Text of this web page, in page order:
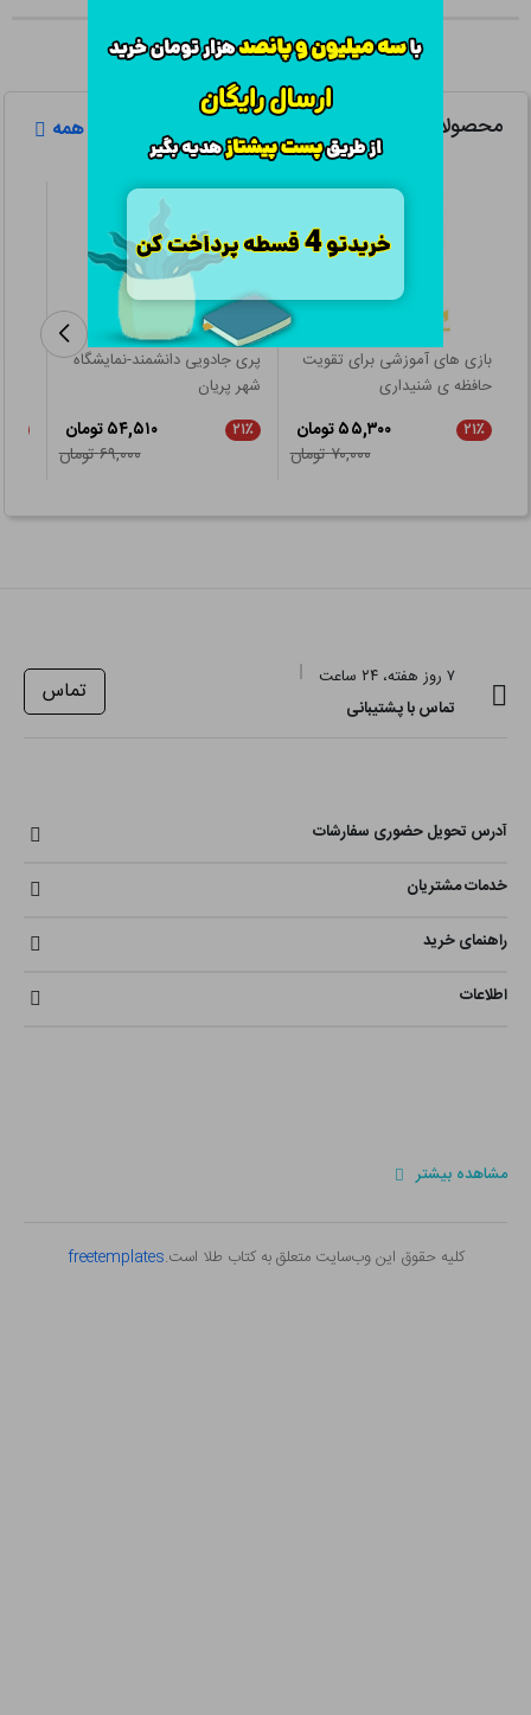
محصولات مرتبط مشاهده همه
بازی های آموزشی برای تقویت
حافظه ی شنیداری
۲۱٪
۵۵,۳۰۰ تومان
۷۰,۰۰۰ تومان
پری جادویی دانشمند-نمایشگاه
شهر پریان
۲۱٪
۵۴,۵۱۰ تومان
۶۹,۰۰۰ تومان
۷ روز هفته، ۲۴ ساعت
تماس با پشتیبانی
تماس
آدرس تحویل حضوری سفارشات
خدمات مشتریان
راهنمای خرید
اطلاعات
مشاهده بیشتر
کلیه حقوق این وب‌سایت متعلق به کتاب طلا است.freetemplates